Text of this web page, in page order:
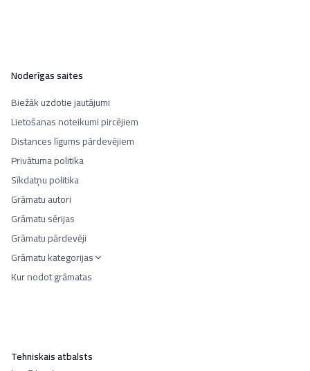
Noderīgas saites
Biežāk uzdotie jautājumi
Lietošanas noteikumi pircējiem
Distances līgums pārdevējiem
Privātuma politika
Sīkdatņu politika
Grāmatu autori
Grāmatu sērijas
Grāmatu pārdevēji
Grāmatu kategorijas
Kur nodot grāmatas
Tehniskais atbalsts